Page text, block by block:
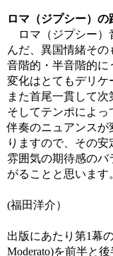
ロマ（ジプシー）の
ロマ（ジプシー）
んだ、異国情緒その
音階的・半音階的に
変化はとてもデリケ
また首尾一貫して次
そしてテンポによ
伴奏のニュアンスが
りますので、その安
雰囲気の期待感のバ
がることと思いま
(福田洋介）
出版にあたり第1幕
Moderato)を前半と後